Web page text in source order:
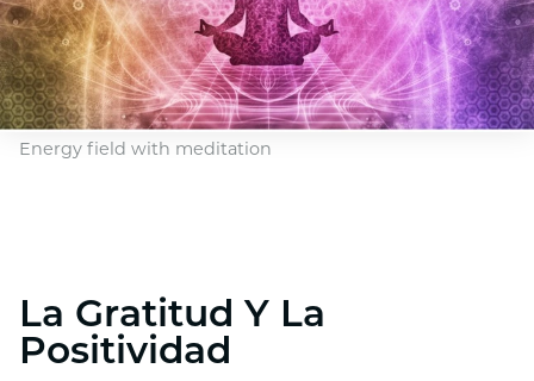
Energy field with meditation
La Gratitud Y La
Positividad